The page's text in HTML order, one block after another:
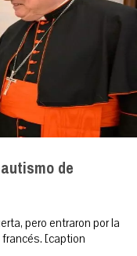
de
pero entraron por la
[caption